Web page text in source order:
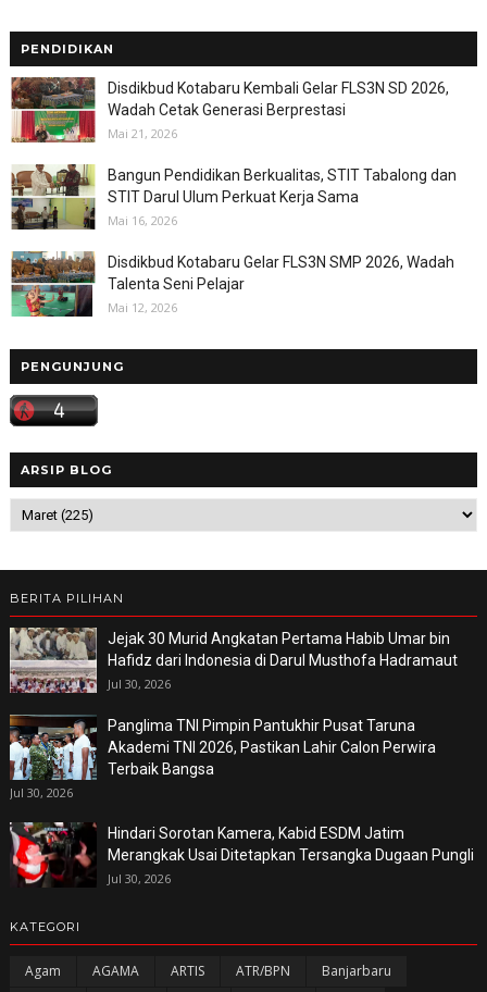
PENDIDIKAN
Disdikbud Kotabaru Kembali Gelar FLS3N SD 2026,
Wadah Cetak Generasi Berprestasi
Mai 21, 2026
Bangun Pendidikan Berkualitas, STIT Tabalong dan
STIT Darul Ulum Perkuat Kerja Sama
Mai 16, 2026
Disdikbud Kotabaru Gelar FLS3N SMP 2026, Wadah
Talenta Seni Pelajar
Mai 12, 2026
PENGUNJUNG
ARSIP BLOG
BERITA PILIHAN
Jejak 30 Murid Angkatan Pertama Habib Umar bin
Hafidz dari Indonesia di Darul Musthofa Hadramaut
Jul 30, 2026
Panglima TNI Pimpin Pantukhir Pusat Taruna
Akademi TNI 2026, Pastikan Lahir Calon Perwira
Terbaik Bangsa
Jul 30, 2026
Hindari Sorotan Kamera, Kabid ESDM Jatim
Merangkak Usai Ditetapkan Tersangka Dugaan Pungli
Jul 30, 2026
KATEGORI
Agam AGAMA ARTIS ATR/BPN
Banjarbaru